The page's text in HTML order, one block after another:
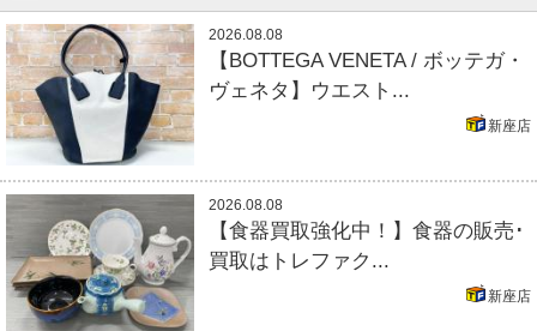
2026.08.08
【BOTTEGA VENETA / ボッテガ・
ヴェネタ】ウエスト...
新座店
2026.08.08
【食器買取強化中！】食器の販売･
買取はトレファク...
新座店